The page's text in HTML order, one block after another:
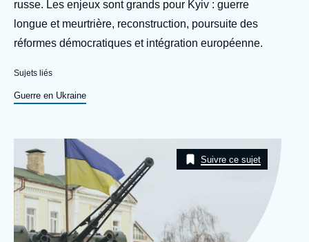
Analyses
Événements
Se connecter
Nous soutenir
À propos de l'Ifri
L'Ifri en bref
russe. Les enjeux sont grands pour Kyiv : guerre
longue et meurtrière, reconstruction, poursuite des
réformes démocratiques et intégration européenne.
Sujets liés
Guerre en Ukraine
Taxonomie
Suivre ce sujet